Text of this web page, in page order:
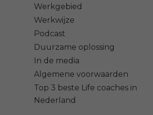
Werkgebied
Werkwijze
Podcast
Duurzame oplossing
In de media
Algemene voorwaarden
Top 3 beste Life coaches in
Nederland